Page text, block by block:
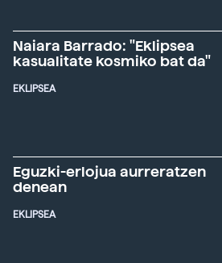
Naiara Barrado: "Eklipsea
kasualitate kosmiko bat da"
EKLIPSEA
Eguzki-erlojua aurreratzen
denean
EKLIPSEA